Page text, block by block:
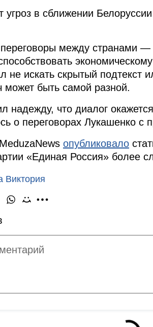
угроз в сближении
между странами
не искать скрытый подтекст
может быть самой разной.
надежду, что диалог
о переговорах Лукашенко с
опубликовало
«Единая Россия» более
Виктория